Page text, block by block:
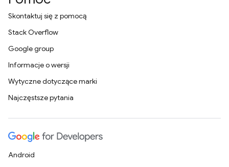
Skontaktuj się z pomocą
Stack Overflow
Google group
Informacje o wersji
Wytyczne dotyczące marki
Najczęstsze pytania
Android